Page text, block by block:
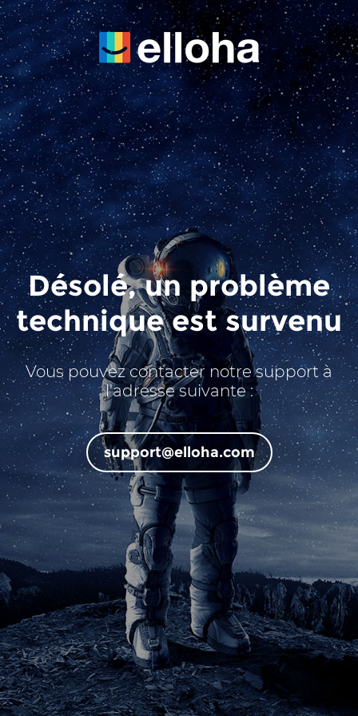
Désolé, un problème
technique est survenu
Vous pouvez contacter notre support à
l'adresse suivante :
support@elloha.com